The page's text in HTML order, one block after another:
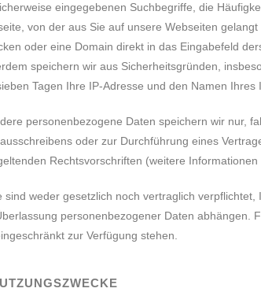
eingegebenen Suchbegriffe, die
von der aus Sie auf unsere Webseiten
oder eine Domain direkt in das Eingabefeld
speichern wir aus Sicherheitsgründen,
Tagen Ihre IP-Adresse und den Namen Ihres
personenbezogene Daten speichern wir nur,
oder zur Durchführung eines
Rechtsvorschriften (weitere
sind weder gesetzlich noch vertraglich
personenbezogener Daten abhängen.
zur Verfügung stehen.